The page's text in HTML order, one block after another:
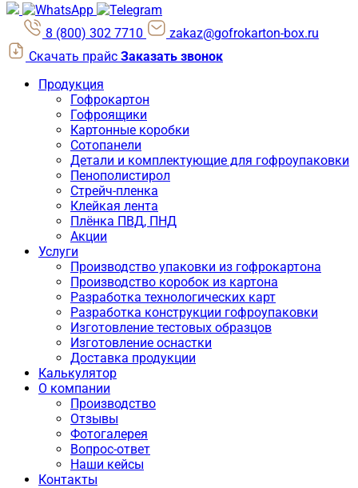
8 (800) 302 7710
zakaz@gofrokarton-box.ru
Скачать прайс Заказать звонок
Продукция
Гофрокартон
Гофроящики
Картонные коробки
Сотопанели
Детали и комплектующие для гофроупаковки
Пенополистирол
Стрейч-пленка
Клейкая лента
Плёнка ПВД, ПНД
Акции
Услуги
Производство упаковки из гофрокартона
Производство коробок из картона
Разработка технологических карт
Разработка конструкции гофроупаковки
Изготовление тестовых образцов
Изготовление оснастки
Доставка продукции
Калькулятор
О компании
Производство
Отзывы
Фотогалерея
Вопрос-ответ
Наши кейсы
Контакты